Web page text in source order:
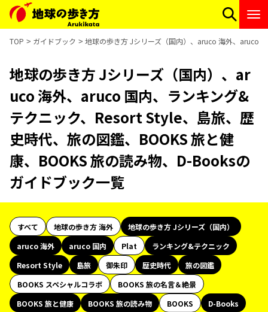
TOP ガイドブック 地球の歩き方 Jシリーズ（国内）、aruco 海外、aruco
地球の歩き方 Jシリーズ（国内）、ar
uco 海外、aruco 国内、ランキング&
テクニック、Resort Style、島旅、歴
史時代、旅の図鑑、BOOKS 旅と健
康、BOOKS 旅の読み物、D-Booksの
ガイドブック一覧
すべて 地球の歩き方 海外
地球の歩き方 Jシリーズ（国内）
aruco 海外
aruco 国内 Plat
ランキング&テクニック
Resort Style
島旅 御朱印 歴史時代
旅の図鑑
BOOKS スペシャルコラボ
BOOKS 旅の名言＆絶景
BOOKS 旅と健康
BOOKS 旅の読み物 BOOKS
D-Books